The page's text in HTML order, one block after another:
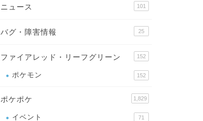
ニュース 101
バグ・障害情報 25
ファイアレッド・リーフグリーン 152
ポケモン 152
ポケポケ 1,829
イベント 71